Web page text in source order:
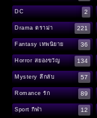
DC 2
Drama ดราม่า 221
Fantasy เทพนิยาย 36
Horror สยองขวัญ 134
Mystery ลึกลับ 57
Romance รัก 89
Sport กีฬา 12